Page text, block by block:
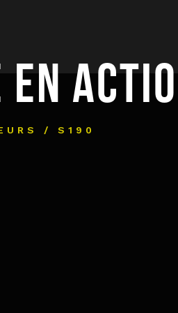
/ S190